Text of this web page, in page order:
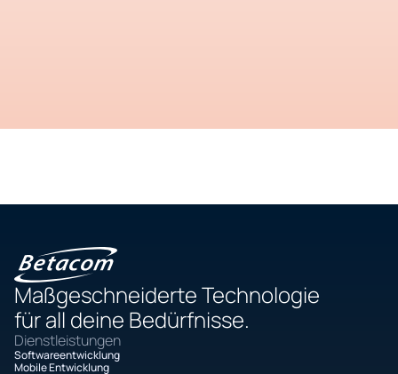
Maßgeschneiderte Technologie
für all deine Bedürfnisse.
Dienstleistungen
Softwareentwicklung
Mobile Entwicklung